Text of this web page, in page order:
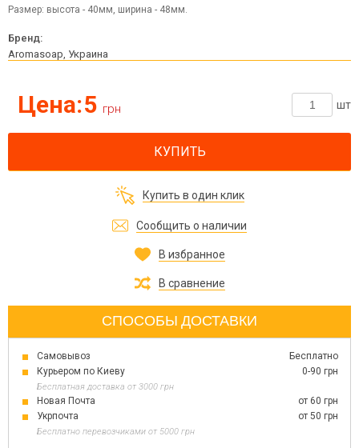
Размер: высота - 40мм, ширина - 48мм.
Бренд:
Aromasoap, Украина
Цена:5 грн шт
КУПИТЬ
Купить в один клик
Сообщить о наличии
В избранное
В сравнение
СПОСОБЫ ДОСТАВКИ
Самовывоз
Бесплатно
Курьером по Киеву
0-90 грн
Бесплатная доставка от 3000 грн
Новая Почта
от 60 грн
Укрпочта
от 50 грн
Бесплатно перевозчиками от 5000 грн